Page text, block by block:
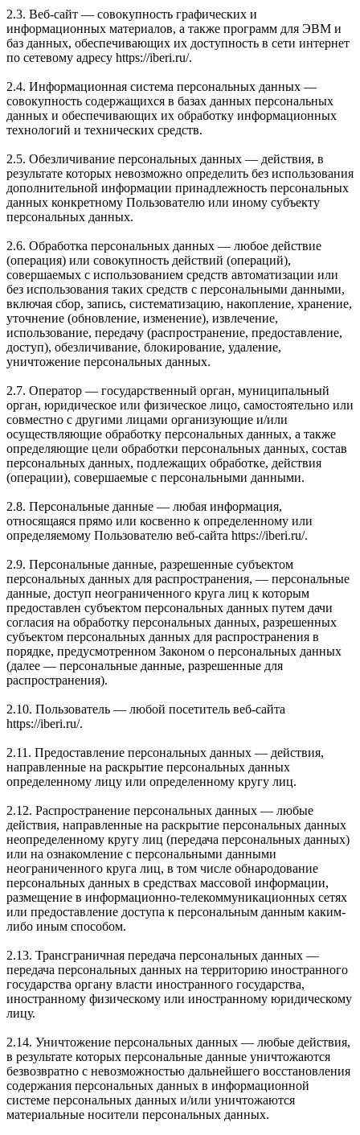
2.3. Веб-сайт — совокупность графических и
информационных материалов, а также программ для ЭВМ и
баз данных, обеспечивающих их доступность в сети интернет
по сетевому адресу https://iberi.ru/.
2.4. Информационная система персональных данных —
совокупность содержащихся в базах данных персональных
данных и обеспечивающих их обработку информационных
технологий и технических средств.
2.5. Обезличивание персональных данных — действия, в
результате которых невозможно определить без использования
дополнительной информации принадлежность персональных
данных конкретному Пользователю или иному субъекту
персональных данных.
2.6. Обработка персональных данных — любое действие
(операция) или совокупность действий (операций),
совершаемых с использованием средств автоматизации или
без использования таких средств с персональными данными,
включая сбор, запись, систематизацию, накопление, хранение,
уточнение (обновление, изменение), извлечение,
использование, передачу (распространение, предоставление,
доступ), обезличивание, блокирование, удаление,
уничтожение персональных данных.
2.7. Оператор — государственный орган, муниципальный
орган, юридическое или физическое лицо, самостоятельно или
совместно с другими лицами организующие и/или
осуществляющие обработку персональных данных, а также
определяющие цели обработки персональных данных, состав
персональных данных, подлежащих обработке, действия
(операции), совершаемые с персональными данными.
2.8. Персональные данные — любая информация,
относящаяся прямо или косвенно к определенному или
определяемому Пользователю веб-сайта https://iberi.ru/.
2.9. Персональные данные, разрешенные субъектом
персональных данных для распространения, — персональные
данные, доступ неограниченного круга лиц к которым
предоставлен субъектом персональных данных путем дачи
согласия на обработку персональных данных, разрешенных
субъектом персональных данных для распространения в
порядке, предусмотренном Законом о персональных данных
(далее — персональные данные, разрешенные для
распространения).
2.10. Пользователь — любой посетитель веб-сайта
https://iberi.ru/.
2.11. Предоставление персональных данных — действия,
направленные на раскрытие персональных данных
определенному лицу или определенному кругу лиц.
2.12. Распространение персональных данных — любые
действия, направленные на раскрытие персональных данных
неопределенному кругу лиц (передача персональных данных)
или на ознакомление с персональными данными
неограниченного круга лиц, в том числе обнародование
персональных данных в средствах массовой информации,
размещение в информационно-телекоммуникационных сетях
или предоставление доступа к персональным данным каким-
либо иным способом.
2.13. Трансграничная передача персональных данных —
передача персональных данных на территорию иностранного
государства органу власти иностранного государства,
иностранному физическому или иностранному юридическому
лицу.
2.14. Уничтожение персональных данных — любые действия,
в результате которых персональные данные уничтожаются
безвозвратно с невозможностью дальнейшего восстановления
содержания персональных данных в информационной
системе персональных данных и/или уничтожаются
материальные носители персональных данных.